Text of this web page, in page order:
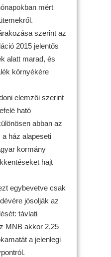
mért
szerint az
2015 jelentős
alatt marad, és
környékére
elemzői szerint
ható
abban az
ház alapeseti
kormány
hajt
egybevetve csak
jósolják az
távlati
MNB akkor 2,25
a jelenlegi